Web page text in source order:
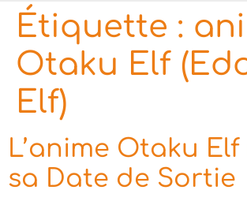
Étiquette :
Otaku Elf
Elf)
L’anime Otaku
sa Date de Sortie